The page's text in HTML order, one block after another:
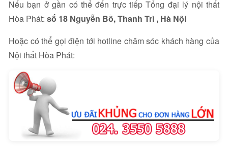
Nếu bạn ở gần có thể đến trực tiếp Tổng đại lý nội thất
Hòa Phát: số 18 Nguyễn Bồ, Thanh Trì , Hà Nội
Hoặc có thể gọi điện tới hotline chăm sóc khách hàng của
Nội thất Hòa Phát: